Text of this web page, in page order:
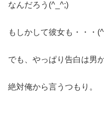
なんだろう(^_^;)
もしかして彼女も・・・
でも、やっぱり告白は男か
絶対俺から言うつもり。